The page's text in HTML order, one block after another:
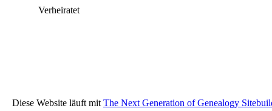
Verheiratet
Diese Website läuft mit The Next Generation of Genealogy